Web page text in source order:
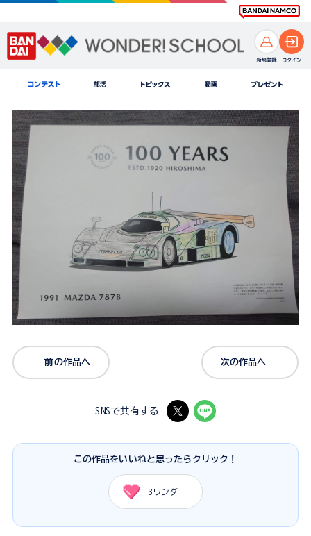
前の作品へ 次の作品へ
SNSで共有する
この作品をいいねと思ったらクリック！
3 ワンダー